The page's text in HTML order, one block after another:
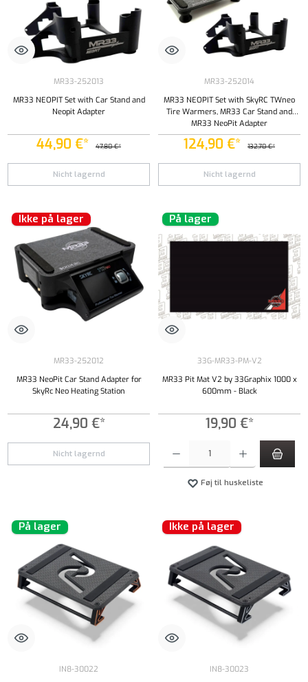
MR33-252013
MR33 NEOPIT Set with Car Stand and
Neopit Adapter
44,90 €* 47,80 €*
Nicht lagernd
MR33-252014
MR33 NEOPIT Set with SkyRC TWneo
Tire Warmers, MR33 Car Stand and
MR33 NeoPit Adapter
124,90 €* 132,70 €*
Nicht lagernd
Ikke på lager
MR33-252012
MR33 NeoPit Car Stand Adapter for
SkyRc Neo Heating Station
24,90 €*
Nicht lagernd
På lager
33G-MR33-PM-V2
MR33 Pit Mat V2 by 33Graphix 1000 x
600mm - Black
19,90 €*
Føj til huskeliste
På lager
IN8-30022
Ikke på lager
IN8-30023